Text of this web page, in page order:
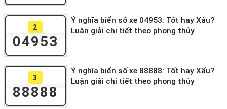
2
04953
Ý nghĩa biển số xe 04953: Tốt hay Xấu?
Luận giải chi tiết theo phong thủy
3
88888
Ý nghĩa biển số xe 88888: Tốt hay Xấu?
Luận giải chi tiết theo phong thủy